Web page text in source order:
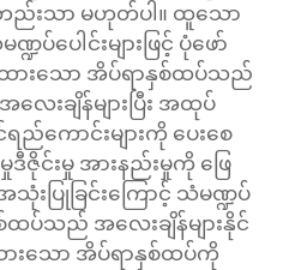
းသာ မဟုတ်ပါ။ ထူသော
ပေါင်းများဖြင့် ပုံဖော်
ားသော အိပ်ရာနှစ်ထပ်သည်
ေးချိန်များပြီး အထုပ်
ည်ကောင်းများကို ပေးစေ
င်းမှု အားနည်းမှုကို ဖြေ
သုံးပြုခြင်းကြောင့် သံမဏ္ဍပ်
ပ်သည် အလေးချိန်များနိုင်
းသော အိပ်ရာနှစ်ထပ်ကို